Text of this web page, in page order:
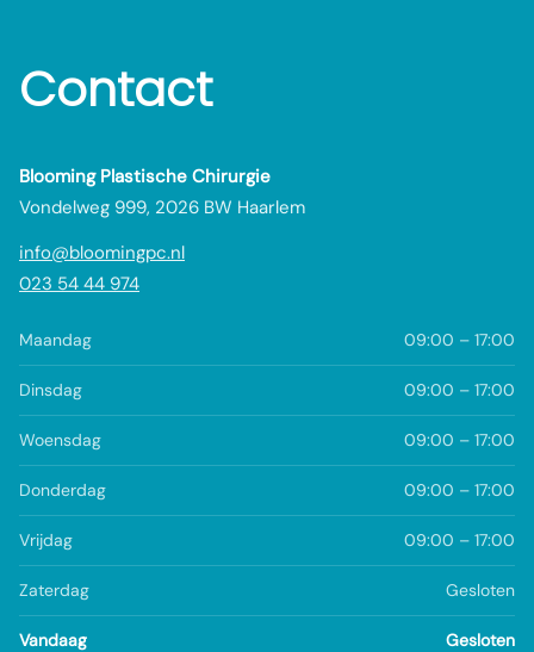
Contact
Blooming Plastische Chirurgie
Vondelweg 999, 2026 BW Haarlem
info@bloomingpc.nl
023 54 44 974
Maandag 09:00 – 17:00
Dinsdag 09:00 – 17:00
Woensdag 09:00 – 17:00
Donderdag 09:00 – 17:00
Vrijdag 09:00 – 17:00
Zaterdag Gesloten
Vandaag Gesloten